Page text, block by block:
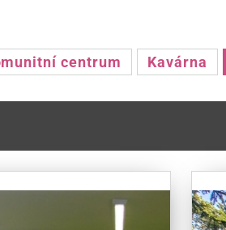
centrum Kavárna